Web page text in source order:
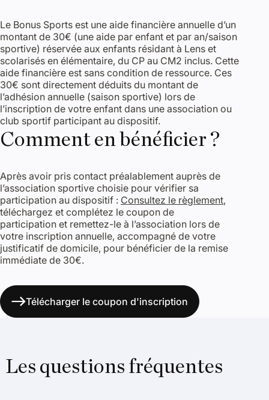
Le Bonus Sports est une aide financière annuelle d’un
montant de 30€ (une aide par enfant et par an/saison
sportive) réservée aux enfants résidant à Lens et
scolarisés en élémentaire, du CP au CM2 inclus. Cette
aide financière est sans condition de ressource. Ces
30€ sont directement déduits du montant de
l’adhésion annuelle (saison sportive) lors de
l’inscription de votre enfant dans une association ou
club sportif participant au dispositif.
Comment en bénéficier ?
Après avoir pris contact préalablement auprès de
l’association sportive choisie pour vérifier sa
participation au dispositif : Consultez le règlement,
téléchargez et complétez le coupon de
participation et remettez-le à l’association lors de
votre inscription annuelle, accompagné de votre
justificatif de domicile, pour bénéficier de la remise
immédiate de 30€.
Télécharger le coupon d'inscription
Les questions fréquentes